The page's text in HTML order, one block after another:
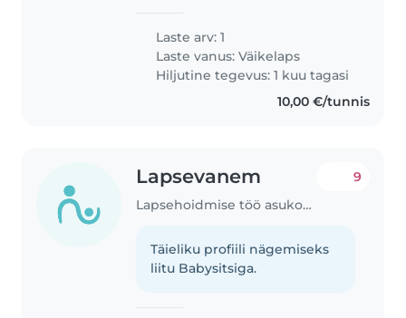
Laste arv: 1
Laste vanus:Väikelaps
Hiljutine tegevus: 1 kuu tagasi
10,00 €/tunnis
Lapsevanem
Lapsehoidmise töö asukohas Tallinn
9
Täieliku profiili nägemiseks
liitu Babysitsiga.